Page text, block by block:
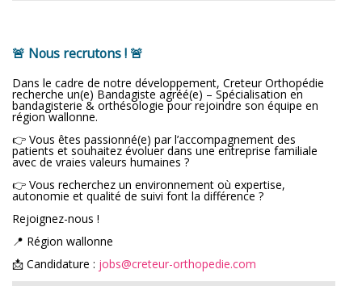
🚨 Nous recrutons ! 🚨
Dans le cadre de notre développement, Creteur Orthopédie
recherche un(e) Bandagiste agréé(e) – Spécialisation en
bandagisterie & orthésologie pour rejoindre son équipe en
région wallonne.
👉 Vous êtes passionné(e) par l’accompagnement des
patients et souhaitez évoluer dans une entreprise familiale
avec de vraies valeurs humaines ?
👉 Vous recherchez un environnement où expertise,
autonomie et qualité de suivi font la différence ?
Rejoignez-nous !
📍 Région wallonne
📩 Candidature : jobs@creteur-orthopedie.com